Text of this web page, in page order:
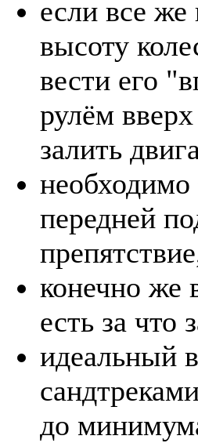
если все же
высоту
вести его
рулём
залить
необходимо
передней
конечно же
есть за что
идеальный
до